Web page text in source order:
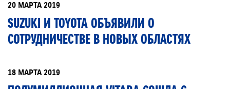
20 МАРТА 2019
SUZUKI И TOYOTA ОБЪЯВИЛИ О
СОТРУДНИЧЕСТВЕ В НОВЫХ ОБЛАСТЯХ
18 МАРТА 2019